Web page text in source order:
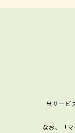
当サービ
なお、「